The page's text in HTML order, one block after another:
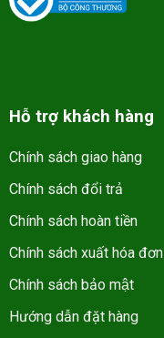
Hỗ trợ khách hàng
Chính sách giao hàng
Chính sách đổi trả
Chính sách hoàn tiền
Chính sách xuất hóa đơn
Chính sách bảo mật
Hướng dẫn đặt hàng